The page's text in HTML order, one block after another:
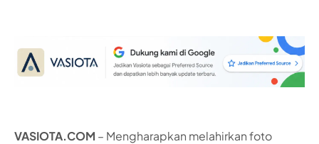
VASIOTA.COM – Mengharapkan melahirkan foto